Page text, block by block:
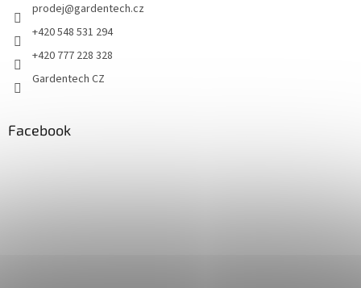
prodej@gardentech.cz
+420 548 531 294
+420 777 228 328
Gardentech CZ
Facebook